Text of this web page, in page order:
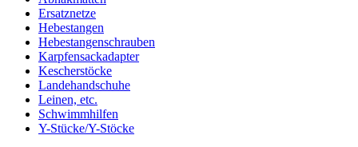
Ersatznetze
Hebestangen
Hebestangenschrauben
Karpfensackadapter
Kescherstöcke
Landehandschuhe
Leinen, etc.
Schwimmhilfen
Y-Stücke/Y-Stöcke